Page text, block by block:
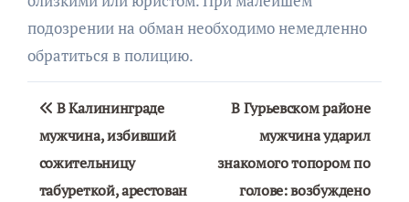
подозрении на обман необходимо немедленно
обратиться в полицию.
Навигация
по
записям
В Калининграде
мужчина, избивший
сожительницу
табуреткой, арестован
В Гурьевском районе
мужчина ударил
знакомого топором по
голове: возбуждено